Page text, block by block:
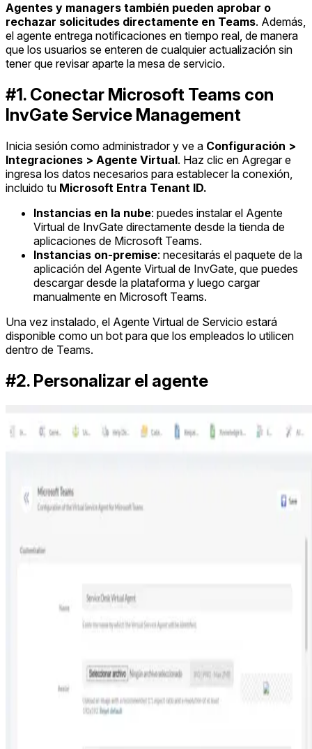
Agentes y managers también pueden aprobar o
rechazar solicitudes directamente en Teams. Además,
el agente entrega notificaciones en tiempo real, de manera
que los usuarios se enteren de cualquier actualización sin
tener que revisar aparte la mesa de servicio.
#1. Conectar Microsoft Teams con
InvGate Service Management
Inicia sesión como administrador y ve a Configuración >
Integraciones > Agente Virtual. Haz clic en Agregar e
ingresa los datos necesarios para establecer la conexión,
incluido tu Microsoft Entra Tenant ID.
Instancias en la nube: puedes instalar el Agente
Virtual de InvGate directamente desde la tienda de
aplicaciones de Microsoft Teams.
Instancias on-premise: necesitarás el paquete de la
aplicación del Agente Virtual de InvGate, que puedes
descargar desde la plataforma y luego cargar
manualmente en Microsoft Teams.
Una vez instalado, el Agente Virtual de Servicio estará
disponible como un bot para que los empleados lo utilicen
dentro de Teams.
#2. Personalizar el agente